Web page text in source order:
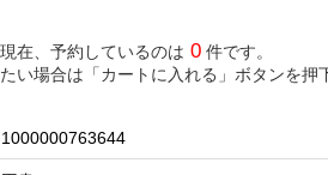
在、予約しているのは 0 件です。
い場合は「カートに入れる」ボタンを押
1000000763644